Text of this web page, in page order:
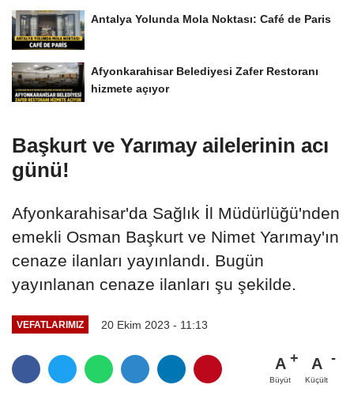
Antalya Yolunda Mola Noktası: Café de Paris
Afyonkarahisar Belediyesi Zafer Restoranı
hizmete açıyor
Başkurt ve Yarımay ailelerinin acı
günü!
Afyonkarahisar'da Sağlık İl Müdürlüğü'nden
emekli Osman Başkurt ve Nimet Yarımay'ın
cenaze ilanları yayınlandı. Bugün
yayınlanan cenaze ilanları şu şekilde.
VEFATLARIMIZ 20 Ekim 2023 - 11:13
A
Büyüt
A
Küçült